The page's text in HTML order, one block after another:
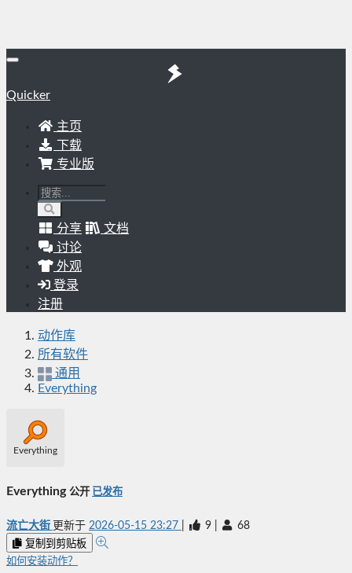
Quicker
主页
下载
专业版
分享
文档
讨论
外观
登录
注册
动作库
所有软件
通用
Everything
Everything
Everything 公开 已发布
流亡大街 更新于 2026-05-15 23:27 9 68
复制到剪贴板
如何安装动作？